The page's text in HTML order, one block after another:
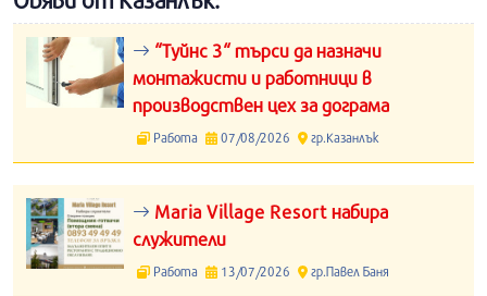
“Туйнс 3“ търси да назначи
монтажисти и работници в
производствен цех за дограма
Работа 07/08/2026 гр.Казанлък
Maria Village Resort набира
служители
Работа 13/07/2026 гр.Павел Баня